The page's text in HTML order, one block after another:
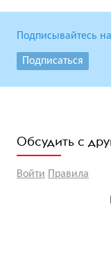
Подписывайтесь
Подписаться
Обсудить с
Войти Правила